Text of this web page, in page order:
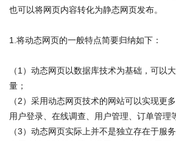
也可以将网页内容转化为静态网页发布。
1.将动态网页的一般特点简要归纳如下：
（1）动态网页以数据库技术为基础，可以
量；
（2）采用动态网页技术的网站可以实现更
用户登录、在线调查、用户管理、订单管理
（3）动态网页实际上并不是独立存在于服